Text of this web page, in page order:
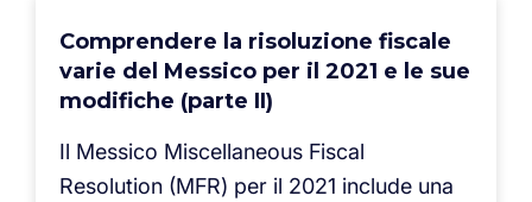
Comprendere la risoluzione fiscale
varie del Messico per il 2021 e le sue
modifiche (parte II)
Il Messico Miscellaneous Fiscal
Resolution (MFR) per il 2021 include una